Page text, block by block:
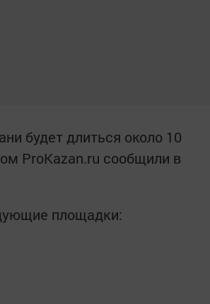
будет длиться около 10
ProKazan.ru сообщили в
площадки: